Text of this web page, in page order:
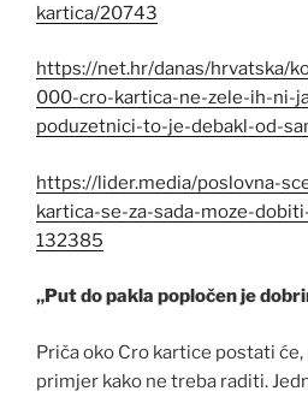
kartica/20743
https://net.hr/danas/hrvatska/
000-cro-kartica-ne-zele-ih-ni-
poduzetnici-to-je-debakl-od-
https://lider.media/poslovna-
kartica-se-za-sada-moze-
132385
„Put do pakla popločen je
Priča oko Cro kartice postati
primjer kako ne treba raditi.